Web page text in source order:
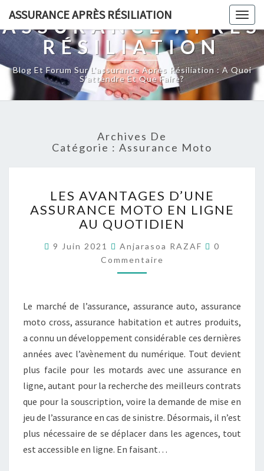
ASSURANCE APRÈS RÉSILIATION
ASSURANCE APRÈS
RÉSILIATION
Blog Et Forum Sur L'assurance Après Résiliation : A Quoi
S'attendre Et Que Faire?
Archives De
Catégorie : Assurance Moto
AVANTAGES
D’UNE
ASSURANCE
EN
LIGNE
AU
LES AVANTAGES D’UNE
ASSURANCE MOTO EN LIGNE
AU QUOTIDIEN
9 Juin 2021 Anjarasoa RAZAF
0
Commentaire
Le marché de l’assurance, assurance auto, assurance
moto cross, assurance habitation et autres produits,
a connu un développement considérable ces dernières
années avec l’avènement du numérique. Tout devient
plus facile pour les motards avec une assurance en
ligne, autant pour la recherche des meilleurs contrats
que pour la souscription, voire la demande de mise en
jeu de l’assurance en cas de sinistre. Désormais, il n’est
plus nécessaire de se déplacer dans les agences, tout
est accessible en ligne. En faisant…